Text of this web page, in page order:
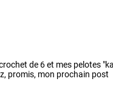
de 6 et mes pelotes
promis, mon prochain post